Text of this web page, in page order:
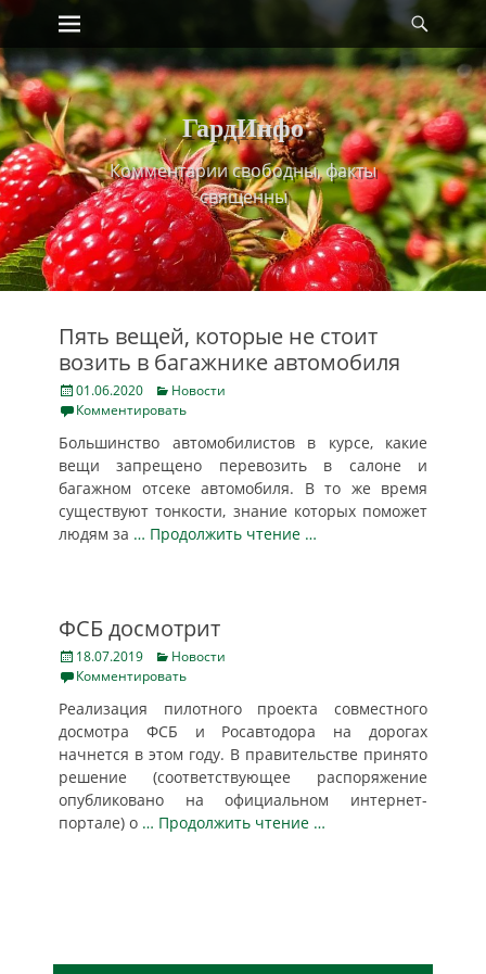
Skip
content
Primary Menu
ГардИнфо
Комментарии свободны, факты
священны
Пять вещей, которые не стоит
возить в багажнике автомобиля
Posted
on
01.06.2020 Categories
Новости
Комментировать
Большинство автомобилистов в курсе, какие
вещи запрещено перевозить в салоне и
багажном отсеке автомобиля. В то же время
существуют тонкости, знание которых поможет
людям за … Продолжить чтение …
ФСБ досмотрит
Posted
on
18.07.2019 Categories
Новости
Комментировать
Реализация пилотного проекта совместного
досмотра ФСБ и Росавтодора на дорогах
начнется в этом году. В правительстве принято
решение (соответствующее распоряжение
опубликовано на официальном интернет-
портале) о … Продолжить чтение …